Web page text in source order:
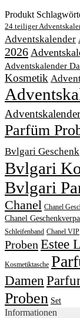
Produkt
24 teiliger
Adventskalender
2026
Adventskalender
Kosmetik
Parfüm
Bvlgari Geschenk
Bvlgari
Bvlgari
Chanel Chanel
Chanel
Schleifenband Chanel VIP
Proben Estee
Kosmetiktasche
Damen
Proben Set
Informationen